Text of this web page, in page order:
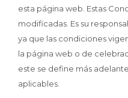
esta página web. Estas
modificadas. Es su
ya que las condiciones
la página web o de
este se define más
aplicables.